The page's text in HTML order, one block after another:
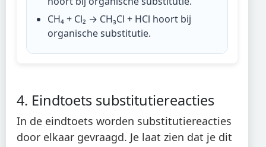
CH₄ + Cl₂ → CH₃Cl + HCl hoort bij
organische substitutie.
4. Eindtoets substitutiereacties
In de eindtoets worden substitutiereacties
door elkaar gevraagd. Je laat zien dat je dit